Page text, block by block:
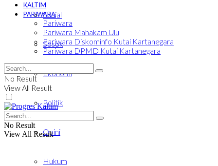
Sosial
Sosok
Ekonomi
Politik
Opini
Hukum
KALTIM
PARIWARA
Pariwara
Pariwara Mahakam Ulu
Pariwara Diskominfo Kutai Kartanegara
Pariwara DPMD Kutai Kartanegara
No Result
View All Result
No Result
View All Result